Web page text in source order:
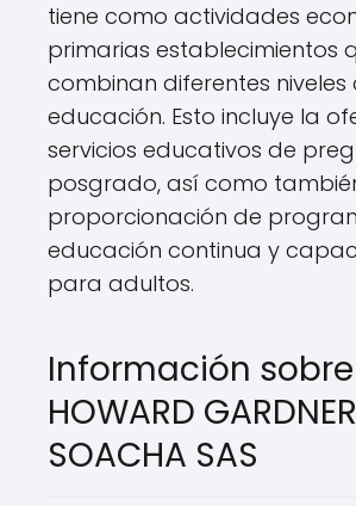
tiene como actividades
primarias establecimientos
combinan diferentes niveles
educación. Esto incluye la
servicios educativos de
posgrado, así como
proporcionación de
educación continua y
para adultos.
Información sobre
HOWARD GARDNER
SOACHA SAS